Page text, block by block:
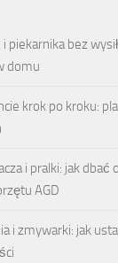
piekarnika bez
domu
krok po kroku:
i pralki: jak dbać
AGD
i zmywarki: jak